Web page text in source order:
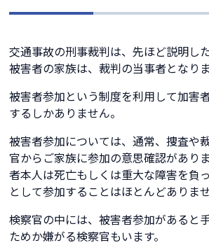
交通事故の刑事裁判は、先ほど説明し
被害者の家族は、裁判の当事者となりま
被害者参加という制度を利用して加害
するしかありません。
被害者参加については、通常、捜査や
官からご家族に参加の意思確認があり
者本人は死亡もしくは重大な障害を負
として参加することはほとんどありま
検察官の中には、被害者参加があると
ためか嫌がる検察官もいます。